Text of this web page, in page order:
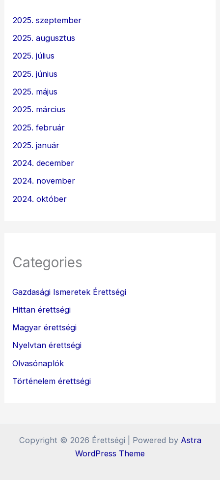
2025. szeptember
2025. augusztus
2025. július
2025. június
2025. május
2025. március
2025. február
2025. január
2024. december
2024. november
2024. október
Categories
Gazdasági Ismeretek Érettségi
Hittan érettségi
Magyar érettségi
Nyelvtan érettségi
Olvasónaplók
Történelem érettségi
Copyright © 2026 Érettségi | Powered by Astra
WordPress Theme